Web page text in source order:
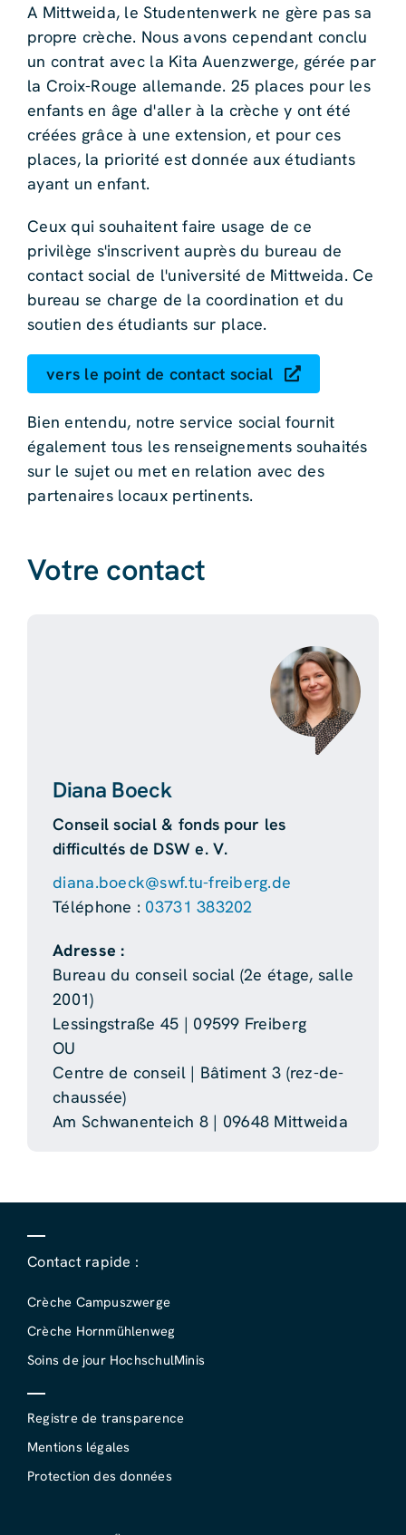
A Mittweida, le Studentenwerk ne gère pas sa
propre crèche. Nous avons cependant conclu
un contrat avec la Kita Auenzwerge, gérée par
la Croix-Rouge allemande. 25 places pour les
enfants en âge d'aller à la crèche y ont été
créées grâce à une extension, et pour ces
places, la priorité est donnée aux étudiants
ayant un enfant.
Ceux qui souhaitent faire usage de ce
privilège s'inscrivent auprès du bureau de
contact social de l'université de Mittweida. Ce
bureau se charge de la coordination et du
soutien des étudiants sur place.
vers le point de contact social
Bien entendu, notre service social fournit
également tous les renseignements souhaités
sur le sujet ou met en relation avec des
partenaires locaux pertinents.
Votre contact
Diana Boeck
Conseil social & fonds pour les
difficultés de DSW e. V.
diana.boeck@swf.tu-freiberg.de
Téléphone : 03731 383202
Adresse :
Bureau du conseil social (2e étage, salle
2001)
Lessingstraße 45 | 09599 Freiberg
OU
Centre de conseil | Bâtiment 3 (rez-de-
chaussée)
Am Schwanenteich 8 | 09648 Mittweida
Contact rapide :
Crèche Campuszwerge
Crèche Hornmühlenweg
Soins de jour HochschulMinis
Registre de transparence
Mentions légales
Protection des données